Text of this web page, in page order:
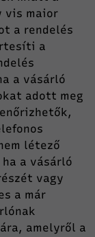
vis maior
a rendelés
a
a vásárló
adott meg
létező
a vásárló
vagy
a már
amelyről a